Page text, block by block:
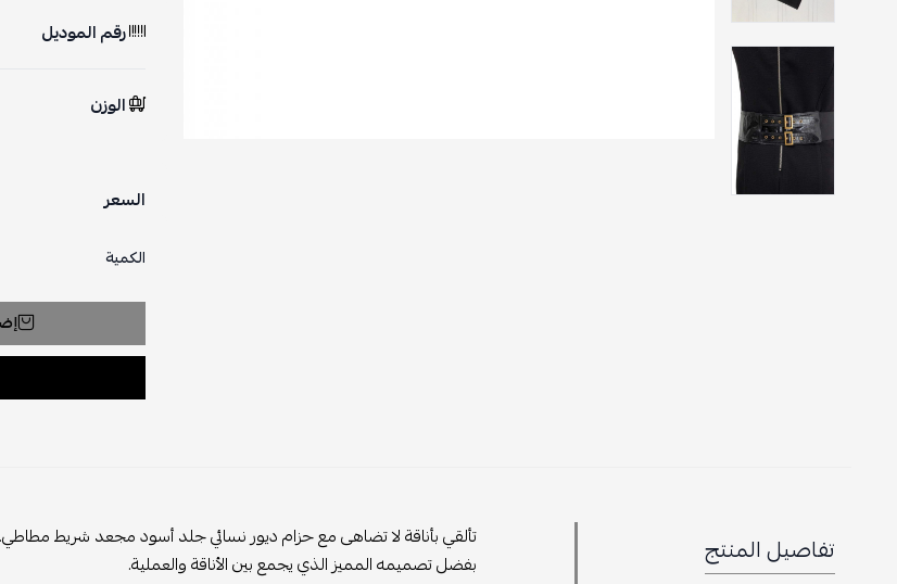
رقم الموديل
الوزن
السعر
الكمية
تفاصيل المنتج
تألقي بأناقة لا تضاهى مع حزام ديور نسائي جلد أسود مجعد شريط مطاطي.
بفضل تصميمه المميز الذي يجمع بين الأناقة والعملية.